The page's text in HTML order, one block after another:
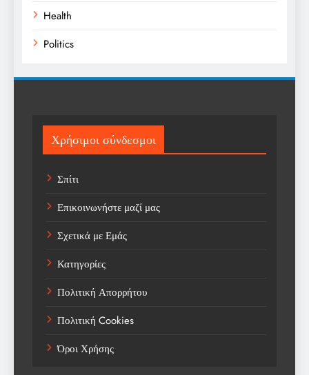
Health
Politics
Sport
Sports
Technology
Trending
Weather
Αγορά
Αγορά Εργασίας
Αγροτικά Νέα
Αεροπορία
Χρήσιμοι σύνδεσμοι
Σπίτι
Επικοινωνήστε μαζί μας
Σχετικά με Εμάς
Κατηγορίες
Πολιτική Απορρήτου
Πολιτική Cookies
Όροι Χρήσης